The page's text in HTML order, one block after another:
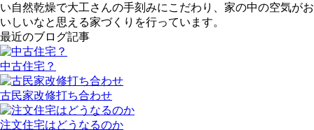
い自然乾燥で大工さんの手刻みにこだわり、家の中の空気がお
いしいなと思える家づくりを行っています。
最近のブログ記事
中古住宅？
古民家改修打ち合わせ
注文住宅はどうなるのか